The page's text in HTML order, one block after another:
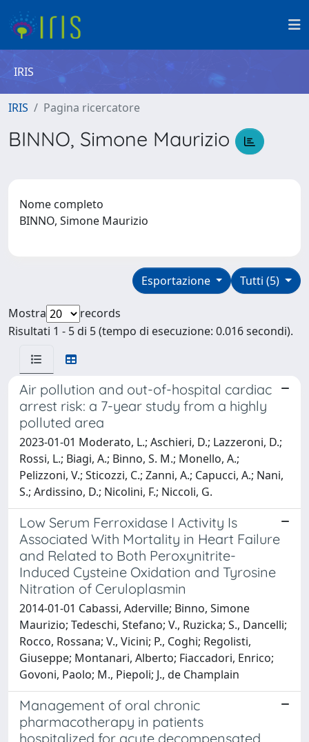
IRIS
IRIS Pagina ricercatore
BINNO, Simone Maurizio
Nome completo
BINNO, Simone Maurizio
Tutti (5)
Esportazione
Mostra
records
Risultati 1 - 5 di 5 (tempo di esecuzione: 0.016 secondi).
Air pollution and out-of-hospital cardiac
arrest risk: a 7-year study from a highly
polluted area
2023-01-01 Moderato, L.; Aschieri, D.; Lazzeroni, D.;
Rossi, L.; Biagi, A.; Binno, S. M.; Monello, A.;
Pelizzoni, V.; Sticozzi, C.; Zanni, A.; Capucci, A.; Nani,
S.; Ardissino, D.; Nicolini, F.; Niccoli, G.
Low Serum Ferroxidase I Activity Is
Associated With Mortality in Heart Failure
and Related to Both Peroxynitrite-
Induced Cysteine Oxidation and Tyrosine
Nitration of Ceruloplasmin
2014-01-01 Cabassi, Aderville; Binno, Simone
Maurizio; Tedeschi, Stefano; V., Ruzicka; S., Dancelli;
Rocco, Rossana; V., Vicini; P., Coghi; Regolisti,
Giuseppe; Montanari, Alberto; Fiaccadori, Enrico;
Govoni, Paolo; M., Piepoli; J., de Champlain
Management of oral chronic
pharmacotherapy in patients
hospitalized for acute decompensated